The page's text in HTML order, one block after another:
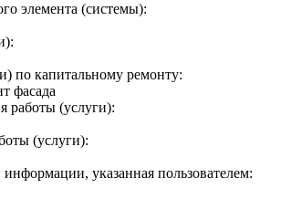
элемента (системы):
по капитальному ремонту:
фасада
работы (услуги):
(услуги):
информации, указанная пользователем: